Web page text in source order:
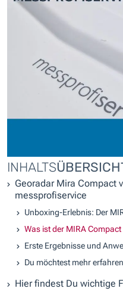
INHALTS
Georadar Mira Compact
messprofiservice
Unboxing-Erlebnis: Der
Was ist der MIRA
Erste Ergebnisse und
Du möchtest mehr
Hier findest Du wichtige